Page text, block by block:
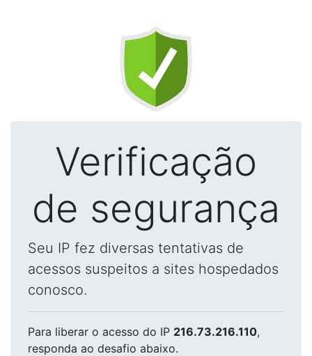
Verificação
de segurança
Seu IP fez diversas tentativas de
acessos suspeitos a sites hospedados
conosco.
Para liberar o acesso do IP 216.73.216.110,
responda ao desafio abaixo.